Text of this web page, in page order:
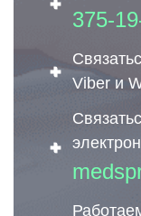
375-
Viber и